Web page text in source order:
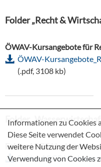
Folder „Recht &
ÖWAV-Kursangebote für
ÖWAV-
(.pdf, 3108 kb)
Folder
Folder ARGE
Folder ARGE
Informationen zu Cookies
Diese Seite verwendet
weitere Nutzung der
Verwendung von Cookies